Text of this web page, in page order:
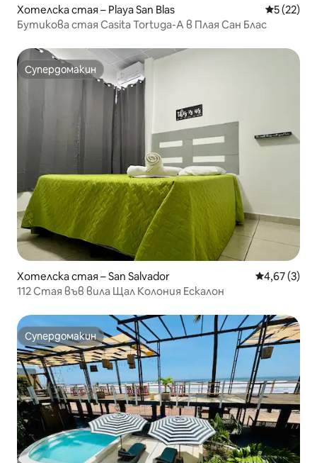
Хотелска стая – Playa San Blas Средна
5 (22)
Бутикова стая Casita Tortuga-A в Плая Сан Блас
Супердомакин
Супердомакин
Хотелска стая – San Salvador Средна
4,67 (3)
112 Стая във вила Щал Колония Ескалон
Супердомакин
Супердомакин